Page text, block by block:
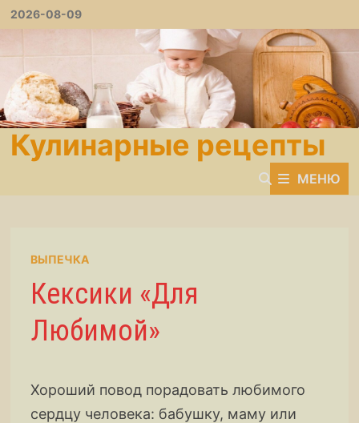
Перейти
содержимому
2026-08-09
Кулинарные рецепты
МЕНЮ
ВЫПЕЧКА
Кексики «Для
Любимой»
Хороший повод порадовать любимого
сердцу человека: бабушку, маму или